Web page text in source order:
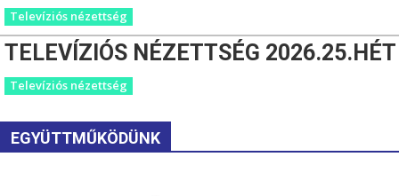
Televíziós nézettség
TELEVÍZIÓS NÉZETTSÉG 2026.25.HÉT
Televíziós nézettség
EGYÜTTMŰKÖDÜNK